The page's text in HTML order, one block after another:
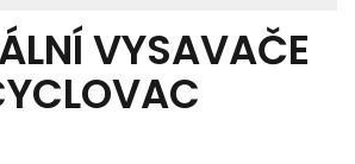
VYSAVAČE